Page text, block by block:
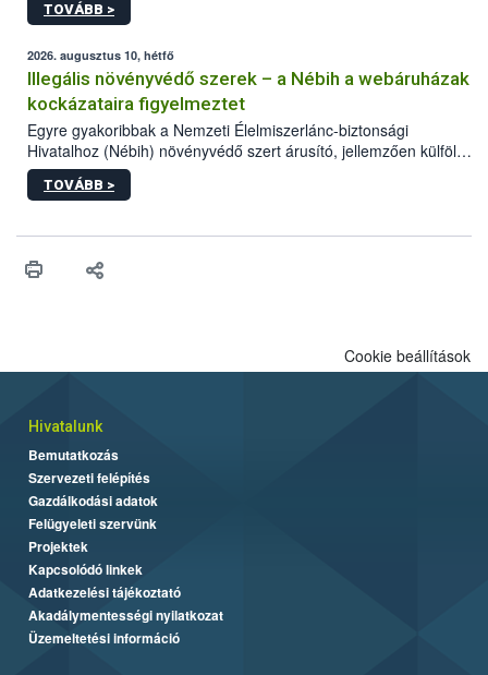
jelenlétét. Az országos főállatorvos azonnal elrendelte a
terjedésének megakadályozása érdekében. A sertéstartók
számára kiemelten fontos a járványvédelmi előírások szigorú
betartása.
TOVÁBB >
2026. augusztus 10, hétfő
Illegális növényvédő szerek – a Nébih a webáruházak
kockázataira figyelmeztet
Egyre gyakoribbak a Nemzeti Élelmiszerlánc-biztonsági
Hivatalhoz (Nébih) növényvédő szert árusító, jellemzően külföldi
honlapok kapcsán érkező bejelentések. Emellett az ilyen
termékeket kínáló kéretlen online reklámok mennyisége is
összegyűjtötte az illegális növényvédő szerek kapcsán
vásárlás kockázatait.
TOVÁBB >
Cookie beállítások
Hivatalunk
Bemutatkozás
Szervezeti felépítés
Gazdálkodási adatok
Felügyeleti szervünk
Projektek
Kapcsolódó linkek
Adatkezelési tájékoztató
Akadálymentességi nyilatkozat
Üzemeltetési információ